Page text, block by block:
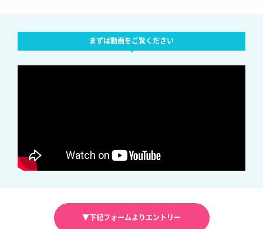
まずは動画をご覧ください
▼下記フォームよりエントリー